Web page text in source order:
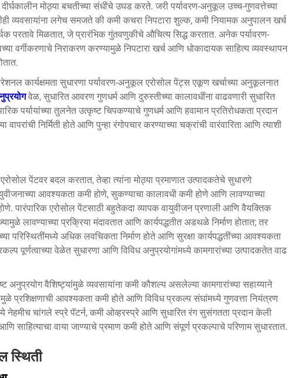
मोठ्या बचतीच्या संधींचे उघड करते. जरी पर्यावरण-अनुकूल उच्च-गुणवत्तेच्या
व्यवसायांना लगेच समजते की कमी कचरा निपटारा शुल्क, कमी नियामक अनुपालन खर्च
परतावे मिळतात, जे प्रारंभिक गुंतवणुकीचे औचित्य सिद्ध करतात. अनेक पर्यावरण-
वर्गीकरणाचे निराकरण करण्यामुळे निपटारा खर्च आणि धोकादायक साहित्य व्यवस्थापन
कार्यक्षमता सुधारणा पर्यावरण-अनुकूल एरोसोल पेंट्स एकूण खर्चाच्या अनुकूलनात
वेळ, सुधारित आवरण गुणधर्म आणि दुरुस्तीच्या कालावधींना वाढवणारी सुधारित
पर्यायांच्या तुलनेत उत्कृष्ट चिपकण्याचे गुणधर्म आणि हवामान प्रतिरोधकता प्रदान
निर्मिती होते आणि पुन्हा रंगोपचार करण्याच्या चक्रांची वारंवारिता आणि त्याशी
पेंटवर बदल करतात, तेव्हा त्यांना मोठ्या प्रमाणात उत्पादकतेचे सुधारणे
आवश्यकता कमी होणे, सुकण्याचा कालावधी कमी होणे आणि लावण्याच्या
पारंपारिक एरोसोल पेंटसाठी बहुतेकदा व्यापक वायुवीजन प्रणाली आणि वैयक्तिक
लावण्याच्या प्रक्रिया मंदावतात आणि कार्यपद्धतीत अडथळे निर्माण होतात; तर
परिस्थितींमध्ये अधिक लवचिकता निर्माण होते आणि सुरक्षा कार्यपद्धतींच्या आवश्यकता
पूर्णत्वाच्या वेळेत सुधारणा आणि विविध अनुप्रयोगांमध्ये कामगारांच्या उत्पादकतेत वाढ
अनुप्रयोग वैशिष्ट्यांमुळे व्यवसायांना कमी कौशल्य असलेल्या कामगारांच्या सहाय्याने
प्रशिक्षणाची आवश्यकता कमी होते आणि विविध प्रकल्प संघांमध्ये गुणवत्ता नियंत्रण
नेहमीच चांगले स्प्रे पॅटर्न, कमी ओव्हरस्प्रे आणि सुधारित रंग सुसंगतता प्रदान केली
साहित्याचा वाया जाण्याचे प्रमाण कमी होते आणि संपूर्ण प्रकल्पाचे परिणाम सुधारतात.
स्थिती